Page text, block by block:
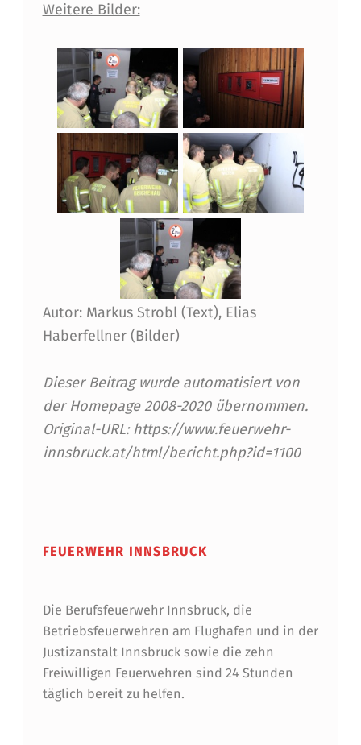
E
D
R
K
S
S
C
H
U
N
Weitere Bilder:
Autor: Markus Strobl (Text), Elias
Haberfellner (Bilder)
Dieser Beitrag wurde automatisiert von
der Homepage 2008-2020 übernommen.
Original-URL: https://www.feuerwehr-
innsbruck.at/html/bericht.php?id=1100
FEUERWEHR INNSBRUCK
Die Berufsfeuerwehr Innsbruck, die
Betriebsfeuerwehren am Flughafen und in der
Justizanstalt Innsbruck sowie die zehn
Freiwilligen Feuerwehren sind 24 Stunden
täglich bereit zu helfen.